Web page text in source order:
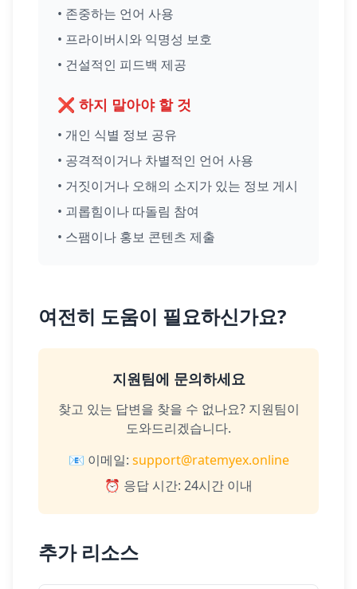
• 존중하는 언어 사용
• 프라이버시와 익명성 보호
• 건설적인 피드백 제공
❌ 하지 말아야 할 것
• 개인 식별 정보 공유
• 공격적이거나 차별적인 언어 사용
• 거짓이거나 오해의 소지가 있는 정보 게시
• 괴롭힘이나 따돌림 참여
• 스팸이나 홍보 콘텐츠 제출
여전히 도움이 필요하신가요?
지원팀에 문의하세요
찾고 있는 답변을 찾을 수 없나요? 지원팀이
도와드리겠습니다.
📧 이메일: support@ratemyex.online
⏰ 응답 시간: 24시간 이내
추가 리소스